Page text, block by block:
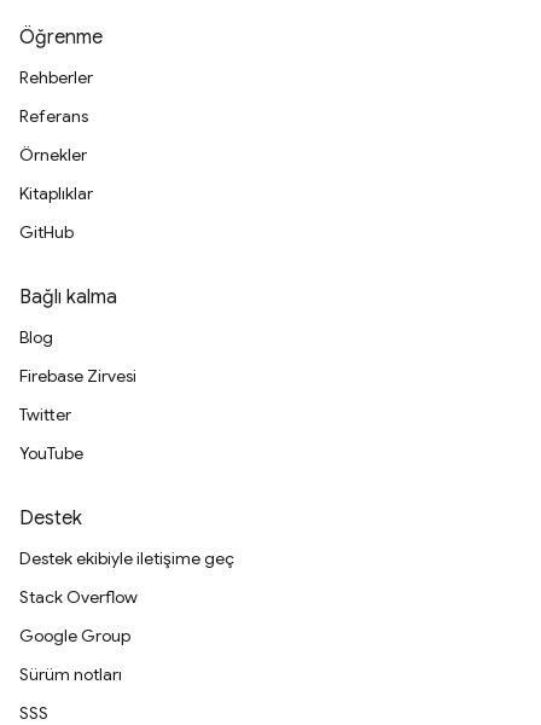
Öğrenme
Rehberler
Referans
Örnekler
Kitaplıklar
GitHub
Bağlı kalma
Blog
Firebase Zirvesi
Twitter
YouTube
Destek
Destek ekibiyle iletişime geç
Stack Overflow
Google Group
Sürüm notları
SSS